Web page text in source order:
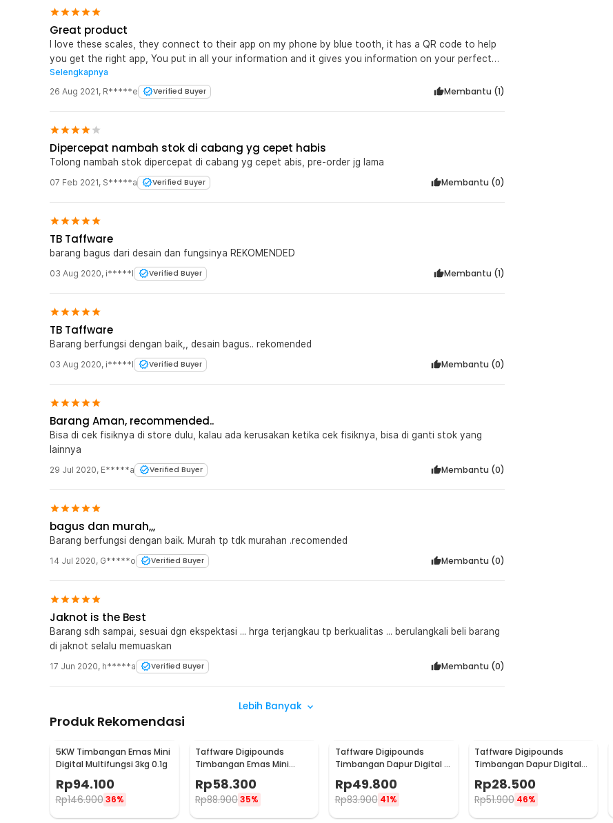
Great product
I love these scales, they connect to their app on my phone by blue tooth, it has a QR code to help
you get the right app, You put in all your information and it gives you information on your perfect
weight, I'm actively exercising and trying to loose some weight at the moment, these scales will help
me do this. Highly recommended product, and a great price from Jaknote.
Selengkapnya
26 Aug 2021, R*****e Verified Buyer Membantu (1)
Dipercepat nambah stok di cabang yg cepet habis
Tolong nambah stok dipercepat di cabang yg cepet abis, pre-order jg lama
07 Feb 2021, S*****a Verified Buyer Membantu (0)
TB Taffware
barang bagus dari desain dan fungsinya REKOMENDED
03 Aug 2020, i*****l Verified Buyer Membantu (1)
TB Taffware
Barang berfungsi dengan baik,, desain bagus.. rekomended
03 Aug 2020, i*****l Verified Buyer Membantu (0)
Barang Aman, recommended..
Bisa di cek fisiknya di store dulu, kalau ada kerusakan ketika cek fisiknya, bisa di ganti stok yang
lainnya
29 Jul 2020, E*****a Verified Buyer Membantu (0)
bagus dan murah,,,
Barang berfungsi dengan baik. Murah tp tdk murahan .recomended
14 Jul 2020, G*****o Verified Buyer Membantu (0)
Jaknot is the Best
Barang sdh sampai, sesuai dgn ekspektasi ... hrga terjangkau tp berkualitas ... berulangkali beli barang
di jaknot selalu memuaskan
17 Jun 2020, h*****a Verified Buyer Membantu (0)
Lebih Banyak
Produk Rekomendasi
5KW Timbangan Emas Mini
Digital Multifungsi 3kg 0.1g
Rp94.100
Rp146.900 36%
Taffware Digipounds
Timbangan Emas Mini
Digital Multifungsi 500g
0.1g - EK518
Rp58.300
Rp88.90035%
Taffware Digipounds
Timbangan Dapur Digital 6
Satuan 1kg 0.1g - i2000
Rp49.800
Rp83.900 41%
Taffware Digipounds
Timbangan Dapur Digital
5kg 1g Kitchen Scale LCD -
B05
Rp28.500
Rp51.900 46%